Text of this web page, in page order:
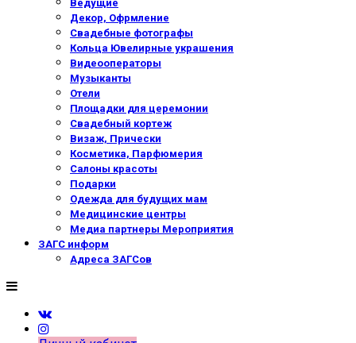
Ведущие
Декор, Офрмление
Свадебные фотографы
Кольца Ювелирные украшения
Видеооператоры
Музыканты
Отели
Площадки для церемонии
Свадебный кортеж
Визаж, Прически
Косметика, Парфюмерия
Салоны красоты
Подарки
Одежда для будущих мам
Медицинские центры
Медиа партнеры Мероприятия
ЗАГС информ
Адреса ЗАГСов